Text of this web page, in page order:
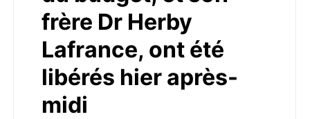
frère Dr Herby
Lafrance, ont été
libérés hier après-
midi